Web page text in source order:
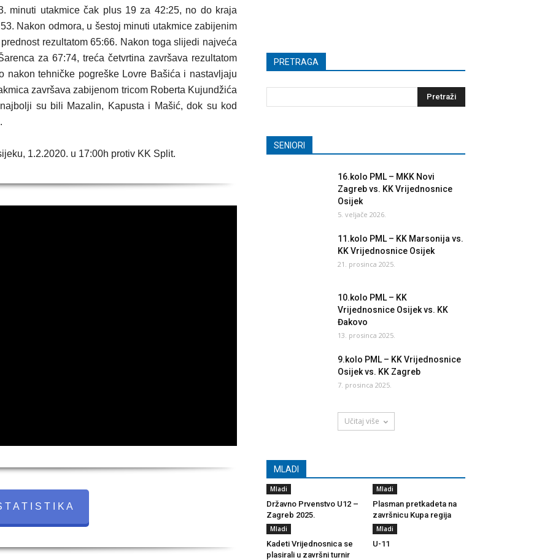
minuti utakmice čak plus 19 za 42:25, no do kraja
Nakon odmora, u šestoj minuti utakmice zabijenim
rezultatom 65:66. Nakon toga slijedi najveća
za 67:74, treća četvrtina završava rezultatom
nakon tehničke pogreške Lovre Bašića i nastavljaju
završava zabijenom tricom Roberta Kujundžića
su bili Mazalin, Kapusta i Mašić, dok su kod
1.2.2020. u 17:00h protiv KK Split.
T A T I S T I K A
PRETRAGA
SENIORI
16.kolo PML – MKK Novi
Zagreb vs. KK Vrijednosnice
Osijek
5. veljače 2026.
11.kolo PML – KK Marsonija vs.
KK Vrijednosnice Osijek
21. prosinca 2025.
10.kolo PML – KK
Vrijednosnice Osijek vs. KK
Đakovo
13. prosinca 2025.
9.kolo PML – KK Vrijednosnice
Osijek vs. KK Zagreb
7. prosinca 2025.
Učitaj više
MLADI
Mladi
Državno Prvenstvo U12 –
Zagreb 2025.
Mladi
Plasman pretkadeta na
završnicu Kupa regija
Mladi
Kadeti Vrijednosnica se
plasirali u završni turnir
Mladi
U-11